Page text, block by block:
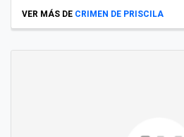
VER MÁS DE CRIMEN DE PRISCILA